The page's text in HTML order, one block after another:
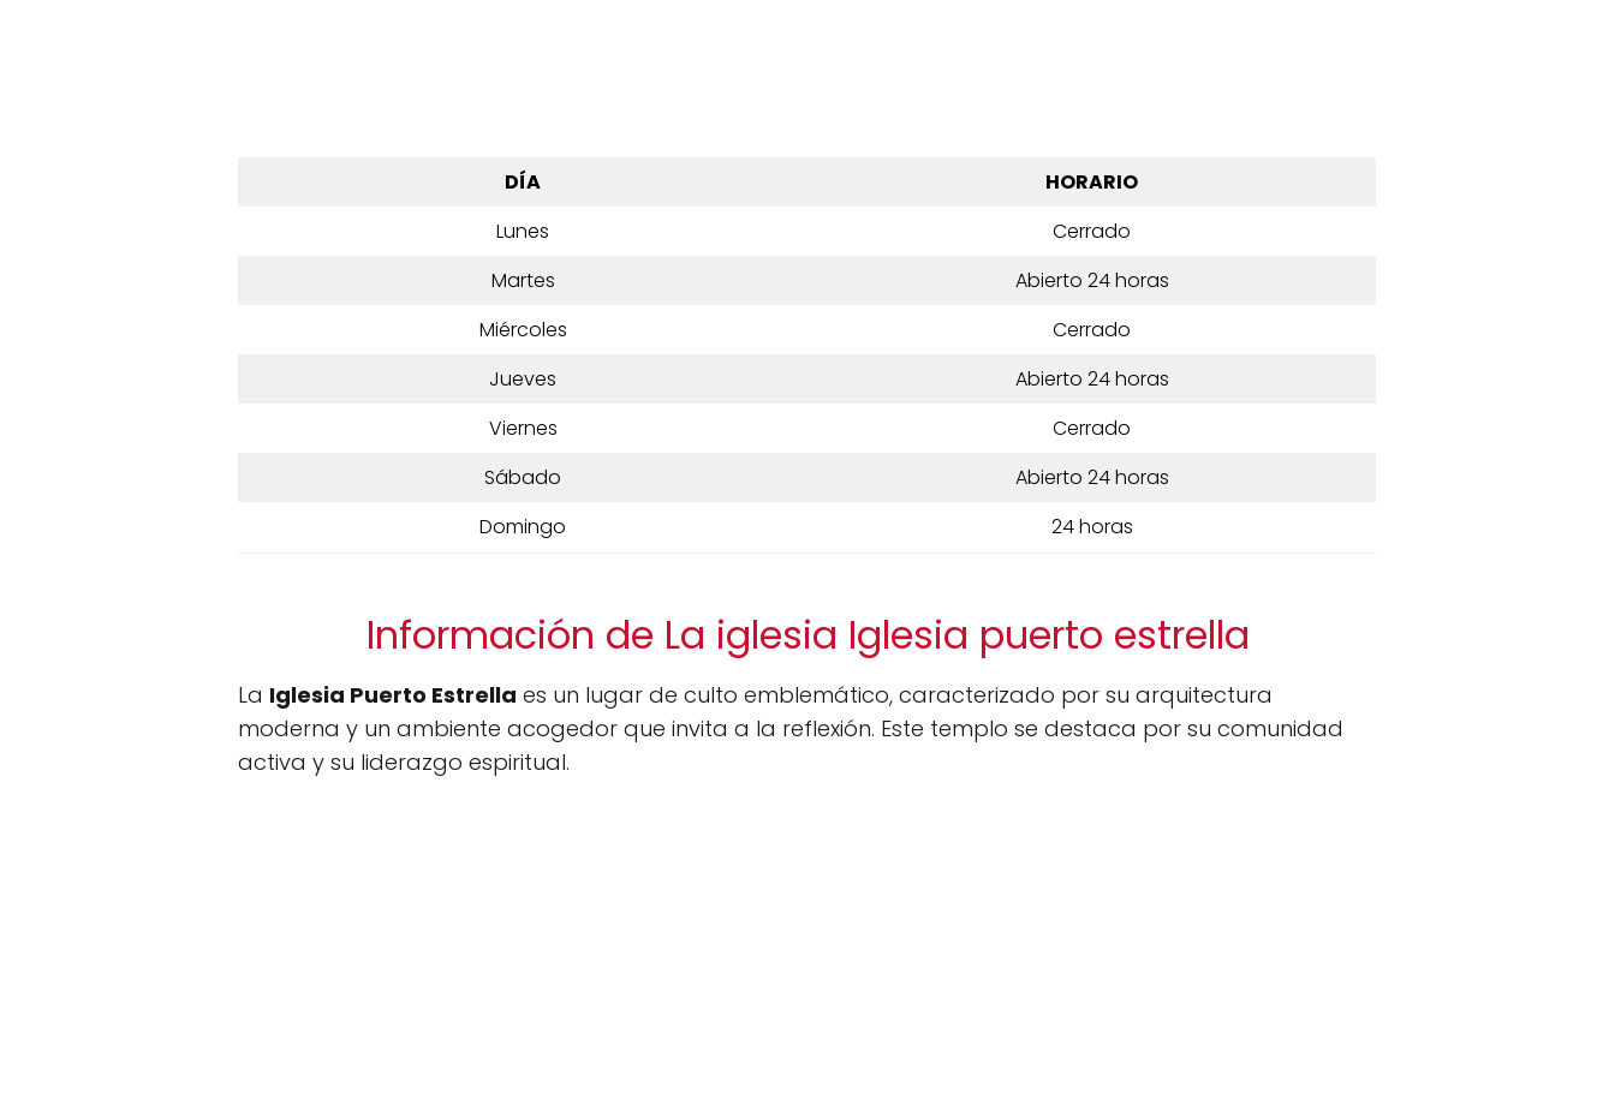
DÍA
HORARIO
Lunes
Cerrado
Martes
Abierto 24 horas
Miércoles
Cerrado
Jueves
Abierto 24 horas
Viernes
Cerrado
Sábado
Abierto 24 horas
Domingo
24 horas
Información de La iglesia Iglesia puerto estrella
La Iglesia Puerto Estrella es un lugar de culto emblemático, caracterizado por su arquitectura
moderna y un ambiente acogedor que invita a la reflexión. Este templo se destaca por su comunidad
activa y su liderazgo espiritual.